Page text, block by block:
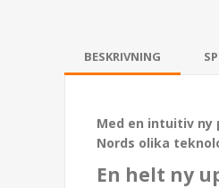
BESKRIVNING
Med en intuitiv
Nords olika
En helt ny